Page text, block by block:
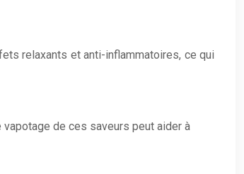
relaxants et anti-inflammatoires, ce qui
de ces saveurs peut aider à